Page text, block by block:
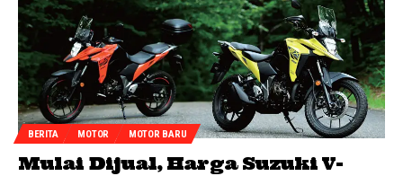
BERITA MOTOR MOTOR BARU
Mulai Dijual, Harga Suzuki V-